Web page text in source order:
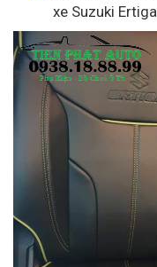
xe Suzuki Ertiga